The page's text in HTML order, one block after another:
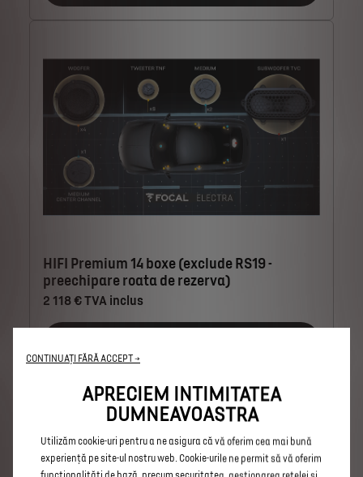
HIFI Premium 14 boxe (exclude RS19 -
preechipare roata de rezerva)
2 118 € TVA inclus
CONTINUAȚI FĂRĂ ACCEPT →
APRECIEM INTIMITATEA
DUMNEAVOASTRA
Utilizăm cookie-uri pentru a ne asigura că vă oferim cea mai bună
experiență pe site-ul nostru web. Cookie-urile ne permit să vă oferim